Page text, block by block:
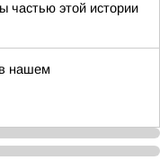
частью этой истории
нашем